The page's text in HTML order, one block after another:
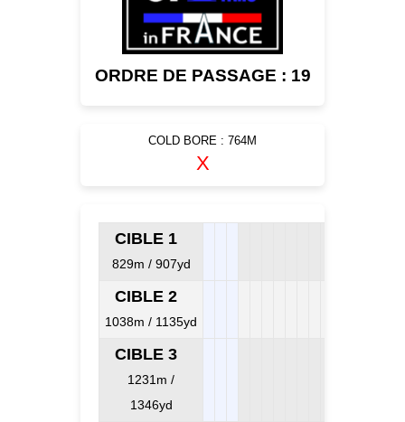
ORDRE DE PASSAGE : 19
COLD BORE : 764M
X
CIBLE 1
829m / 907yd
CIBLE 2
1038m / 1135yd
CIBLE 3
1231m /
1346yd